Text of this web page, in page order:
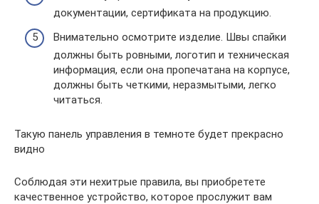
документации, сертификата на продукцию.
Внимательно осмотрите изделие. Швы спайки
должны быть ровными, логотип и техническая
информация, если она пропечатана на корпусе,
должны быть четкими, неразмытыми, легко
читаться.
Такую панель управления в темноте будет прекрасно
видно
Соблюдая эти нехитрые правила, вы приобретете
качественное устройство, которое прослужит вам